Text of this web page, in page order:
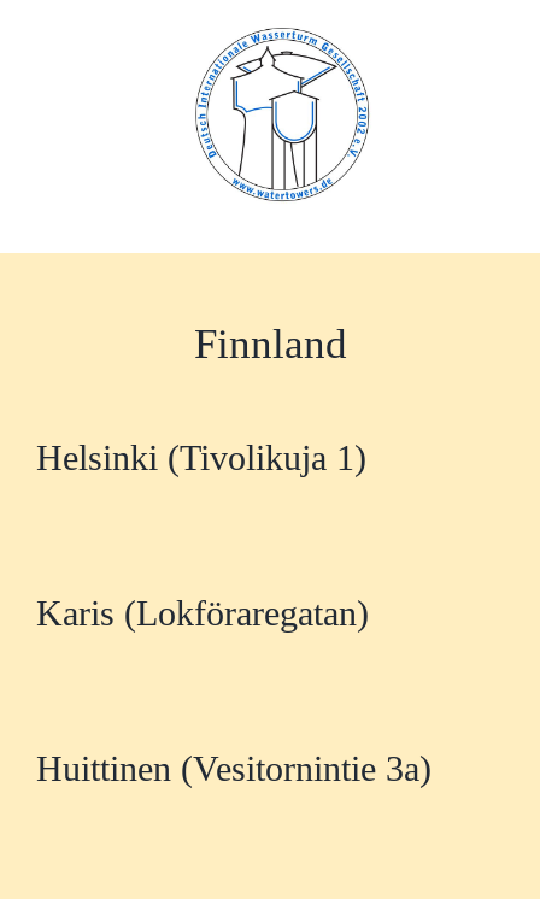
Finnland
Helsinki (Tivolikuja 1)
Karis (Lokföraregatan)
Huittinen (Vesitornintie 3a)